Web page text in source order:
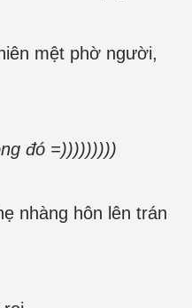
mệt phờ người,
đó =)))))))))
nhàng hôn lên trán